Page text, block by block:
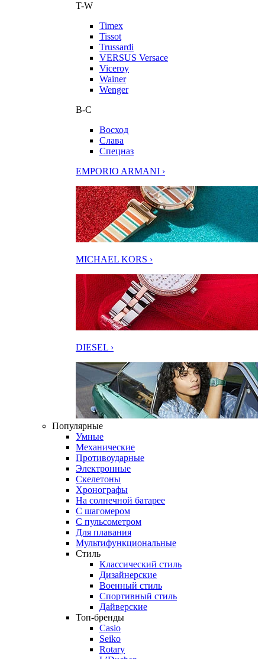
T-W
Timex
Tissot
Trussardi
VERSUS Versace
Viceroy
Wainer
Wenger
В-С
Восход
Слава
Спецназ
EMPORIO ARMANI ›
MICHAEL KORS ›
DIESEL ›
Популярные
Умные
Механические
Противоударные
Электронные
Скелетоны
Хронографы
На солнечной батарее
С шагомером
С пульсометром
Для плавания
Мультифункциональные
Стиль
Классический стиль
Дизайнерские
Военный стиль
Спортивный стиль
Дайверские
Топ-бренды
Casio
Seiko
Rotary